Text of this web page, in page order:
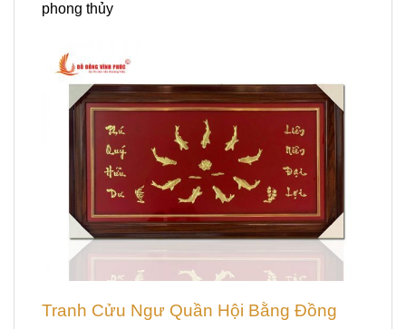
phong thủy
Tranh Cửu Ngư Quần Hội Bằng Đồng